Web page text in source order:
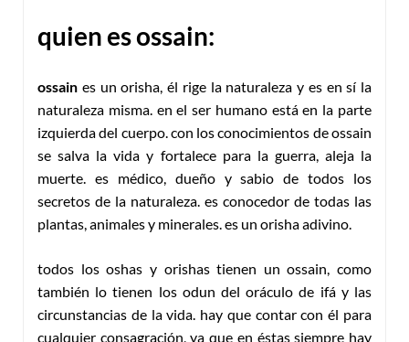
quien es ossain:
ossain es un orisha, él rige la naturaleza y es en sí la
naturaleza misma. en el ser humano está en la parte
izquierda del cuerpo. con los conocimientos de ossain
se salva la vida y fortalece para la guerra, aleja la
muerte. es médico, dueño y sabio de todos los
secretos de la naturaleza. es conocedor de todas las
plantas, animales y minerales. es un orisha adivino.
todos los oshas y orishas tienen un ossain, como
también lo tienen los odun del oráculo de ifá y las
circunstancias de la vida. hay que contar con él para
cualquier consagración, ya que en éstas siempre hay